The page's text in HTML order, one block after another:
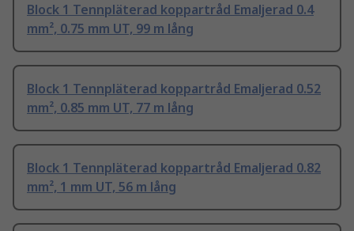
Block 1 Tennpläterad koppartråd Emaljerad 0.4
mm², 0.75 mm UT, 99 m lång
Block 1 Tennpläterad koppartråd Emaljerad 0.52
mm², 0.85 mm UT, 77 m lång
Block 1 Tennpläterad koppartråd Emaljerad 0.82
mm², 1 mm UT, 56 m lång